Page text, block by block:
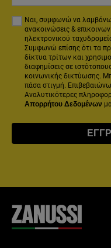
e-
mail
σας
Ναι, συμφωνώ να λαμβάνω
ανακοινώσεις &
ηλεκτρονικού
Συμφωνώ επίσης ότι τα
δίκτυα τρίτων και
διαφημίσεις σε
κοινωνικής δικτύωσης.
πάσα στιγμή.
Αναλυτικότερες
Απορρήτου Δεδομένων